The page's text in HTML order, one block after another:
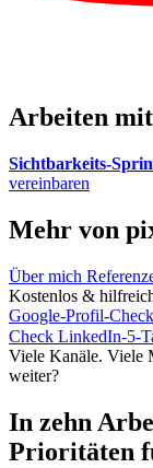
Arbeiten
Sichtbarkeits-
vereinbaren
Mehr von
Über mich
Kostenlos &
Google-Profil-Check
Check LinkedIn-5-
Viele Kanäle. Viele
weiter?
In zehn
Prioritäten